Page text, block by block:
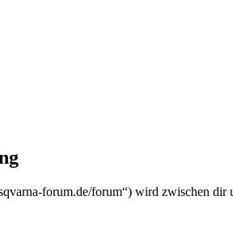
forum.de/forum“) wird zwischen dir